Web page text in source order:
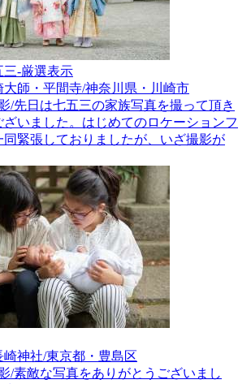
三-厳選表示
師・平間寺/神奈川県・川崎市
/先日は七五三の家族写真を撮って頂き
ざいました。はじめてのロケーションフ
同緊張しておりましたが、いざ撮影が
神社/東京都・豊島区
/素敵な写真をありがとうございまし